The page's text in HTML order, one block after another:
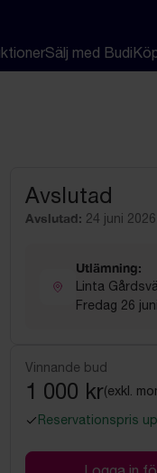
Sälj med Budi
Avslutad
Avslutad: 24 juni
Utlämning:
Linta
Fredag 26
Vinnande bud
1 000 kr(exkl.
Reservationspris